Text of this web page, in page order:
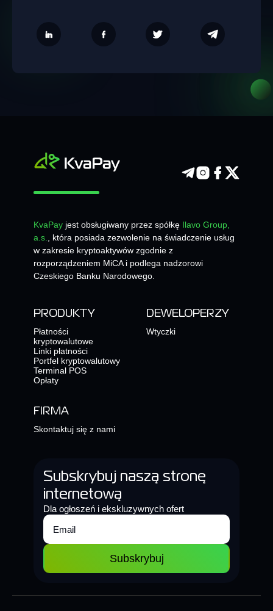
KvaPay jest obsługiwany przez spółkę Ilavo Group,
a.s.
, która posiada zezwolenie na świadczenie usług
w zakresie kryptoaktywów zgodnie z
rozporządzeniem MiCA i podlega nadzorowi
Czeskiego Banku Narodowego.
PRODUKTY
Płatności
kryptowalutowe
Linki płatności
Portfel kryptowalutowy
Terminal POS
Opłaty
DEWELOPERZY
Wtyczki
FIRMA
Skontaktuj się z nami
Subskrybuj naszą stronę
internetową
Dla ogłoszeń i ekskluzywnych ofert
Subskrybuj